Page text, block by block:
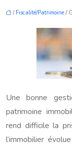
/ Fiscalité/Patrimoine /
Une bonne
patrimoine
rend difficile la
l’immobilier